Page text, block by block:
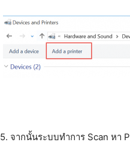
5. จากนั้นระบบทำการ Scan หา